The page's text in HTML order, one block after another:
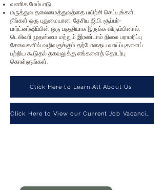
வணிக மேம்பாடு
மருத்துவ தலைமைத்துவத்தை பயிற்சி செய்யுங்கள்
நீங்கள் ஒரு புதுமையான, தேசிய ஜி.பி. சூப்பர்-
பார்ட்னர்ஷிப்பின் ஒரு பகுதியாக இருக்க விரும்பினால்,
டெலிவரி முதன்மை மற்றும் இரண்டாம் நிலை பராமரிப்பு
சேவைகளில் வழிவகுக்கும் தற்போதைய வாய்ப்புகளைப்
பற்றிய கூடுதல் தகவலுக்கு எங்களைத் தொடர்பு
கொள்ளுங்கள்.
Click Here to Learn All About Us